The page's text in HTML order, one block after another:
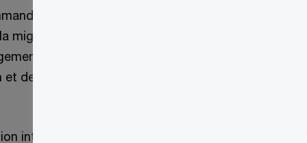
de
migration des
de la gestion
intégrée de